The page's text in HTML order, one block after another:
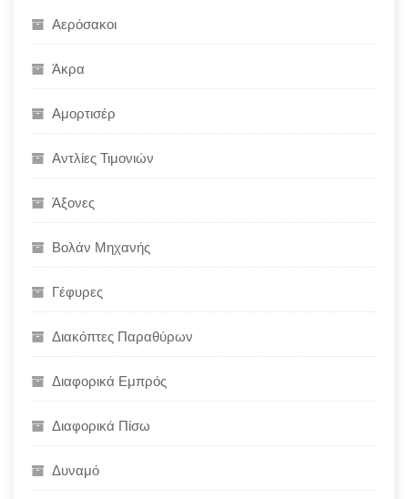
Αερόσακοι
Άκρα
Αμορτισέρ
Αντλίες Τιμονιών
Άξονες
Βολάν Μηχανής
Γέφυρες
Διακόπτες Παραθύρων
Διαφορικά Εμπρός
Διαφορικά Πίσω
Δυναμό